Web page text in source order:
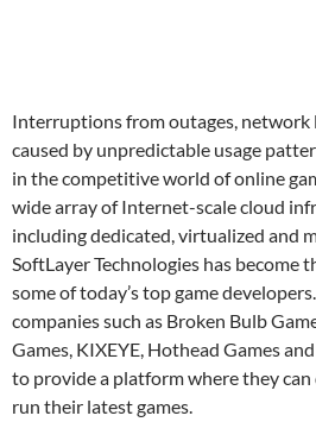
Interruptions from outages, network
caused by unpredictable usage
in the competitive world of online
wide array of Internet-scale cloud
including dedicated, virtualized and
SoftLayer Technologies has become
some of today’s top game
companies such as Broken Bulb
Games, KIXEYE, Hothead Games
to provide a platform where they can
run their latest games.